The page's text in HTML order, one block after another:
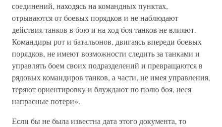
соединений, находясь на командных пунктах,
отрываются от боевых порядков и не наблюдают
действия танков в бою и на ход боя танков не влияют.
Командиры рот и батальонов, двигаясь впереди боевых
порядков, не имеют возможности следить за танками и
управлять боем своих подразделений и превращаются в
рядовых командиров танков, а части, не имея управления,
теряют ориентировку и блуждают по полю боя, неся
напрасные потери».
Если бы не была известна дата этого документа, то